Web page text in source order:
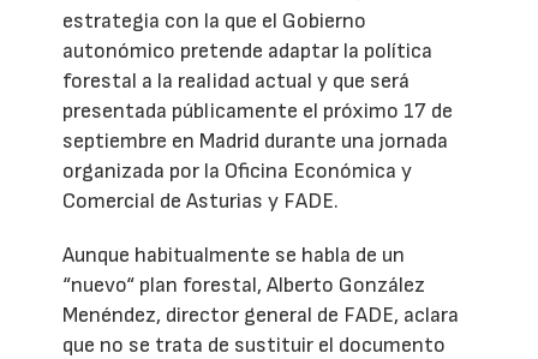
estrategia con la que el Gobierno
autonómico pretende adaptar la política
forestal a la realidad actual y que será
presentada públicamente el próximo 17 de
septiembre en Madrid durante una jornada
organizada por la Oficina Económica y
Comercial de Asturias y FADE.
Aunque habitualmente se habla de un
“nuevo“ plan forestal, Alberto González
Menéndez, director general de FADE, aclara
que no se trata de sustituir el documento